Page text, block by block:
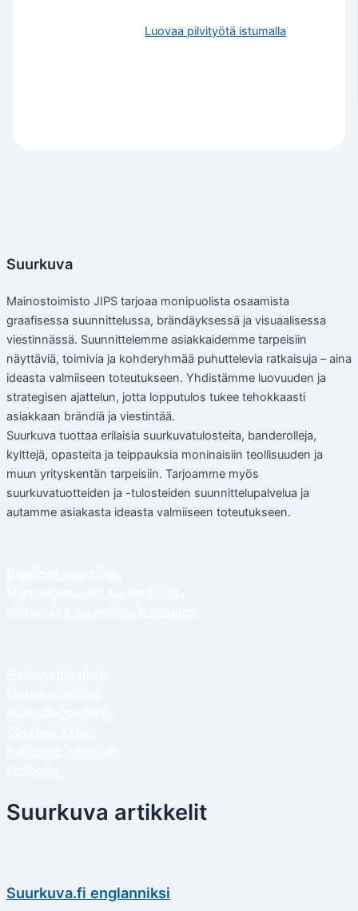
Luovaa pilvityötä istumalla
Suurkuva
Mainostoimisto JIPS tarjoaa monipuolista osaamista
graafisessa suunnittelussa, brändäyksessä ja visuaalisessa
viestinnässä. Suunnittelemme asiakkaidemme tarpeisiin
näyttäviä, toimivia ja kohderyhmää puhuttelevia ratkaisuja – aina
ideasta valmiiseen toteutukseen. Yhdistämme luovuuden ja
strategisen ajattelun, jotta lopputulos tukee tehokkaasti
asiakkaan brändiä ja viestintää.
Suurkuva tuottaa erilaisia suurkuvatulosteita, banderolleja,
kylttejä, opasteita ja teippauksia moninaisiin teollisuuden ja
muun yrityskentän tarpeisiin. Tarjoamme myös
suurkuvatuotteiden ja -tulosteiden suunnittelupalvelua ja
autamme asiakasta ideasta valmiiseen toteutukseen.
Suurkuva artikkelit
Suurkuva.fi englanniksi